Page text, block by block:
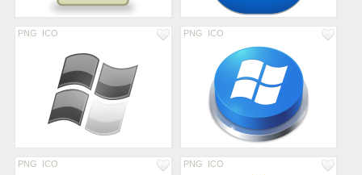
PNG ICO PNG ICO
PNG ICO PNG ICO